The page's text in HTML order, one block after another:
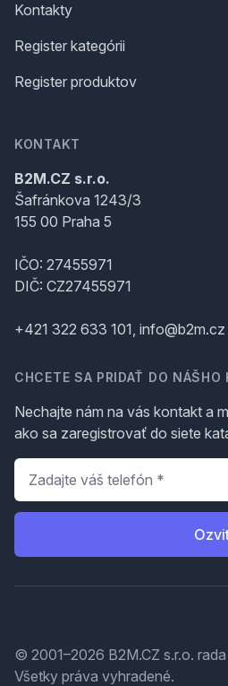
Kontakty
Register kategórii
Register produktov
KONTAKT
B2M.CZ s.r.o.
Šafránkova 1243/3
155 00 Praha 5
IČO: 27455971
DIČ: CZ27455971
+421 322 633 101, info@b2m.cz
CHCETE SA PRIDAŤ DO NÁŠHO
Nechajte nám na vás kontakt a
ako sa zaregistrovať do siete
Telefón
© 2001–2026 B2M.CZ s.r.o. rada
Všetky práva vyhradené.